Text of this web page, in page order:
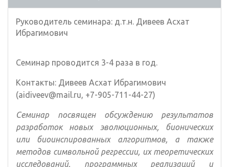
Руководитель семинара: д.т.н. Дивеев Асхат
Ибрагимович
Семинар проводится 3-4 раза в год.
Контакты: Дивеев Асхат Ибрагимович
(aidiveev@mail.ru, +7-905-711-44-27)
Семинар посвящен обсуждению результатов
разработок новых эволюционных, бионических
или биоинспированных алгоритмов, а также
методов символьной регрессии, их теоретических
исследований, программных реализаций и